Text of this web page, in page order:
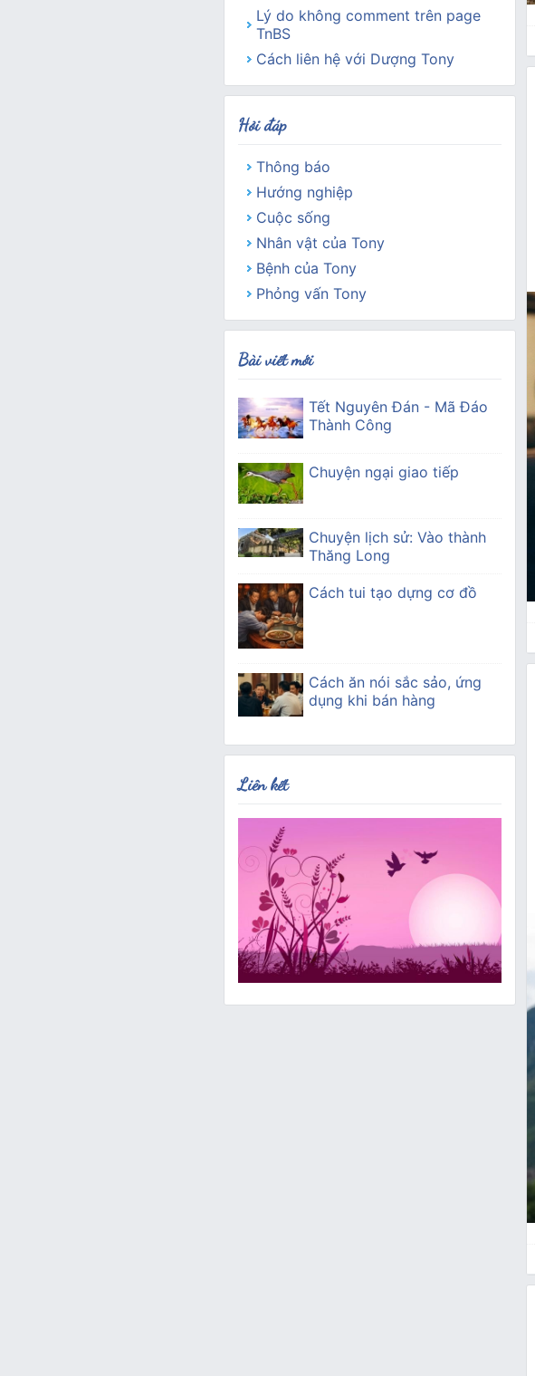
Lý do không comment trên page
TnBS
Cách liên hệ với Dượng Tony
Hỏi đáp
Thông báo
Hướng nghiệp
Cuộc sống
Nhân vật của Tony
Bệnh của Tony
Phỏng vấn Tony
Bài viết mới
Tết Nguyên Đán - Mã Đáo
Thành Công
Chuyện ngại giao tiếp
Chuyện lịch sử: Vào thành
Thăng Long
Cách tui tạo dựng cơ đồ
Cách ăn nói sắc sảo, ứng
dụng khi bán hàng
Liên kết